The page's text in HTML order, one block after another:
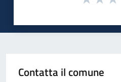
Contatta il comune